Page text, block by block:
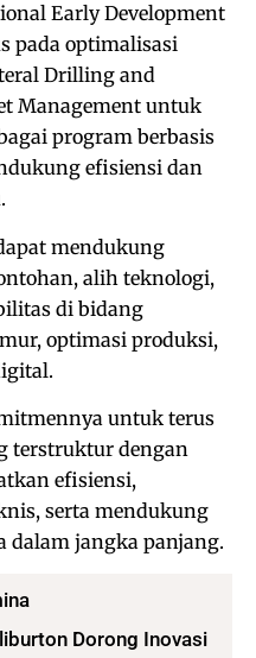
Early Development
pada optimalisasi
Drilling and
Management untuk
program berbasis
efisiensi dan
mendukung
alih teknologi,
di bidang
optimasi produksi,
untuk terus
terstruktur dengan
efisiensi,
serta mendukung
dalam jangka panjang.
Dorong Inovasi